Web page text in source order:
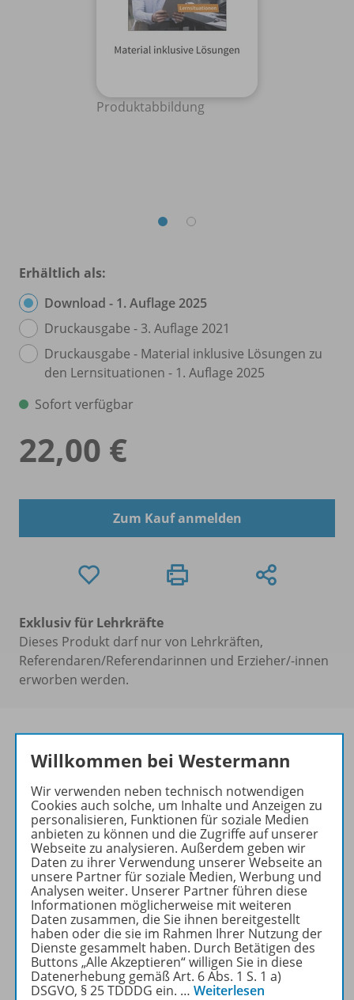
Produktabbildung
Erhältlich als:
Download - 1. Auflage 2025
Druckausgabe - 3. Auflage 2021
Druckausgabe - Material inklusive Lösungen zu
den Lernsituationen - 1. Auflage 2025
Sofort verfügbar
22,00 €
Zum Kauf anmelden
Exklusiv für Lehrkräfte
Dieses Produkt darf nur von Lehrkräften,
Referendaren/Referendarinnen und Erzieher/-innen
erworben werden.
Ausbildung für
Industriekaufleute im
Wandel
Der neue Rahmenlehrplan für
Industriekaufleute ist
veröffentlicht! Alle
Informationen zu unseren
neuen Reihenkonzepten,
passgenauen Lehrwerken
und dem neuen Lehrplan
erhalten Sie auf unserer
Sonderseite!
Willkommen bei Westermann
Wir verwenden neben technisch notwendigen
Cookies auch solche, um Inhalte und Anzeigen zu
personalisieren, Funktionen für soziale Medien
anbieten zu können und die Zugriffe auf unserer
Webseite zu analysieren. Außerdem geben wir
Daten zu ihrer Verwendung unserer Webseite an
unsere Partner für soziale Medien, Werbung und
Analysen weiter. Unserer Partner führen diese
Informationen möglicherweise mit weiteren
Daten zusammen, die Sie ihnen bereitgestellt
haben oder die sie im Rahmen Ihrer Nutzung der
Dienste gesammelt haben. Durch Betätigen des
Buttons „Alle Akzeptieren“ willigen Sie in diese
Datenerhebung gemäß Art. 6 Abs. 1 S. 1 a)
DSGVO, § 25 TDDDG ein. … Weiterlesen